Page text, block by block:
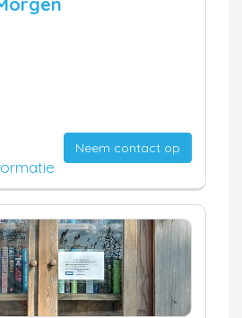
Neem contact op